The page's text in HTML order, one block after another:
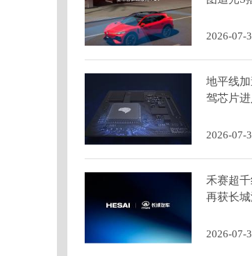
FUV新
2026-07-
地平线
驾芯片
2026-07-
禾赛超
再获长城
2026-07-